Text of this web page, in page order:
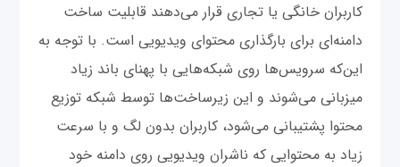
کاربران خانگی یا تجاری قرار می‌دهند قابلیت ساخت
دامنه‌ای برای بارگذاری محتوای ویدیویی است. با توجه به
این‌که سرویس‌ها روی شبکه‌هایی با پهنای باند زیاد
میزبانی می‌شوند و این زیرساخت‌ها توسط شبکه توزیع
محتوا پشتیبانی می‌شود، کاربران بدون لگ و با سرعت
زیاد به محتوایی که ناشران ویدیویی روی دامنه خود